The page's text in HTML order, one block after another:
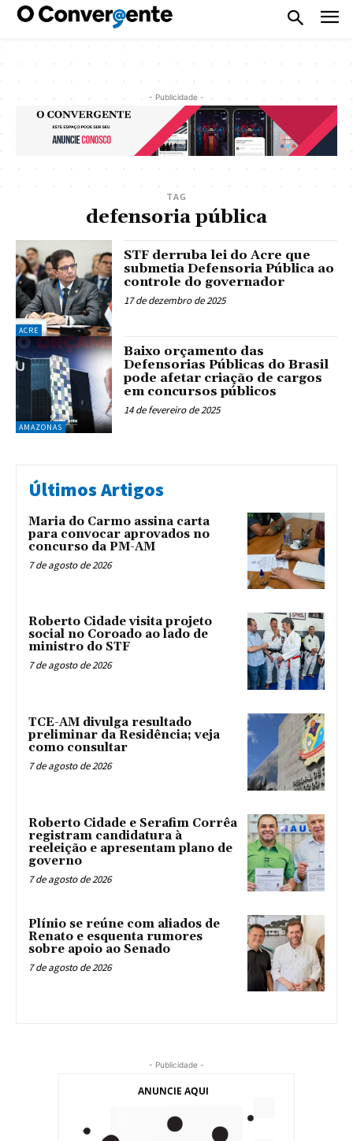
- Publicidade -
TAG
defensoria pública
ACRE
STF derruba lei do Acre que
submetia Defensoria Pública ao
controle do governador
17 de dezembro de 2025
AMAZONAS
Baixo orçamento das
Defensorias Públicas do Brasil
pode afetar criação de cargos
em concursos públicos
14 de fevereiro de 2025
Últimos Artigos
Maria do Carmo assina carta
para convocar aprovados no
concurso da PM-AM
7 de agosto de 2026
Roberto Cidade visita projeto
social no Coroado ao lado de
ministro do STF
7 de agosto de 2026
TCE-AM divulga resultado
preliminar da Residência; veja
como consultar
7 de agosto de 2026
Roberto Cidade e Serafim Corrêa
registram candidatura à
reeleição e apresentam plano de
governo
7 de agosto de 2026
Plínio se reúne com aliados de
Renato e esquenta rumores
sobre apoio ao Senado
7 de agosto de 2026
- Publicidade -